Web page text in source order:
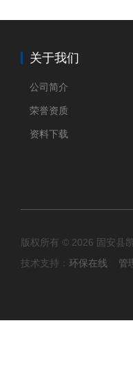
关于我们
公司简介
荣誉资质
资料下载
版权所有 © 2026 固安县
技术支持： 环保在线 管